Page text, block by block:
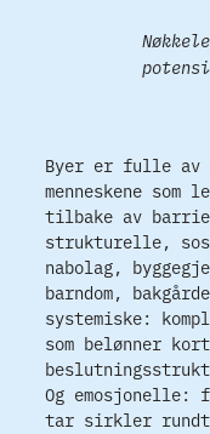
Byer er fulle av
menneskene
tilbake av
strukturelle,
nabolag,
barndom,
systemiske:
som belønner
Og
tar sirkler